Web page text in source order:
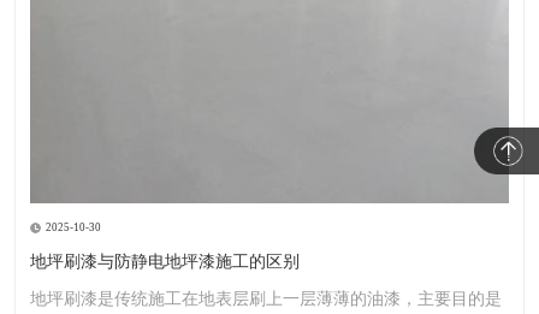
2025-10-30
地坪刷漆与防静电地坪漆施工的区别
地坪刷漆是传统施工在地表层刷上一层薄薄的油漆，主要目的是